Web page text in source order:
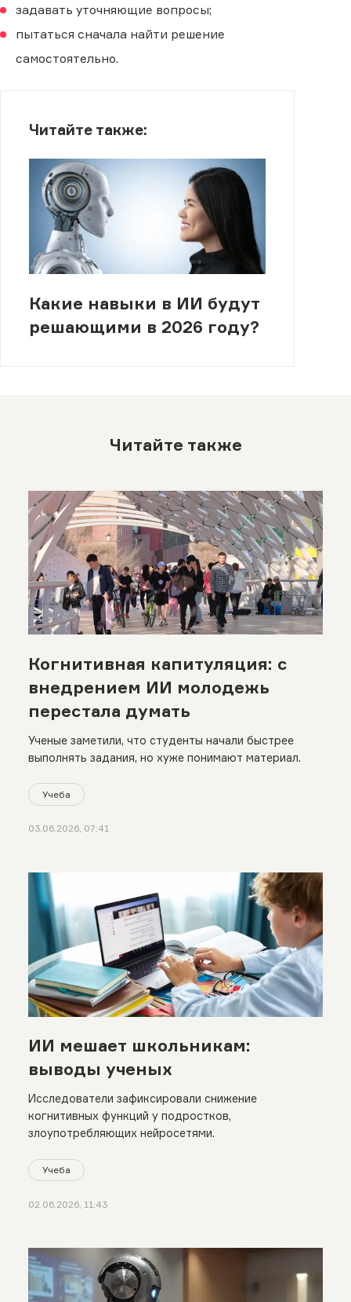
задавать уточняющие вопросы;
пытаться сначала найти решение
самостоятельно.
Читайте также:
Какие навыки в ИИ будут
решающими в 2026 году?
Читайте также
Когнитивная капитуляция: с
внедрением ИИ молодежь
перестала думать
Ученые заметили, что студенты начали быстрее
выполнять задания, но хуже понимают материал.
Учеба
03.06.2026, 07:41
ИИ мешает школьникам:
выводы ученых
Исследователи зафиксировали снижение
когнитивных функций у подростков,
злоупотребляющих нейросетями.
Учеба
02.06.2026, 11:43